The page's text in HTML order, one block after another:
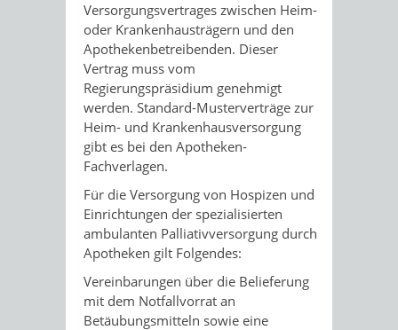
Versorgungsvertrages zwischen Heim-
oder Krankenhausträgern und den
Apothekenbetreibenden. Dieser
Vertrag muss vom
Regierungspräsidium genehmigt
werden. Standard-Musterverträge zur
Heim- und Krankenhausversorgung
gibt es bei den Apotheken-
Fachverlagen.
Für die Versorgung von Hospizen und
Einrichtungen der spezialisierten
ambulanten Palliativversorgung durch
Apotheken gilt Folgendes:
Vereinbarungen über die Belieferung
mit dem Notfallvorrat an
Betäubungsmitteln sowie eine